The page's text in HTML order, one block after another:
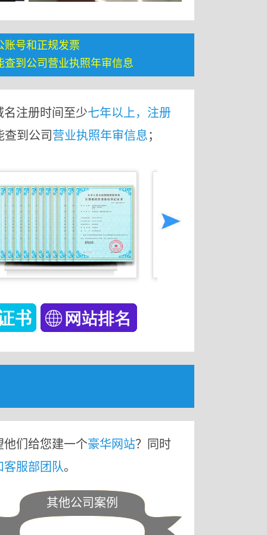
账号和正规发票
查到公司营业执照年审信息
注册时间至少七年以上，注册
到公司 营业执照年审信息；
他们给您建一个豪华网站？同时
客服部团队。
其他公司案例